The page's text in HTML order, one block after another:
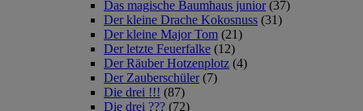
Das magische Baumhaus junior (37)
Der kleine Drache Kokosnuss (31)
Der kleine Major Tom (21)
Der letzte Feuerfalke (12)
Der Räuber Hotzenplotz (4)
Der Zauberschüler (7)
Die drei !!! (87)
Die drei ??? (72)